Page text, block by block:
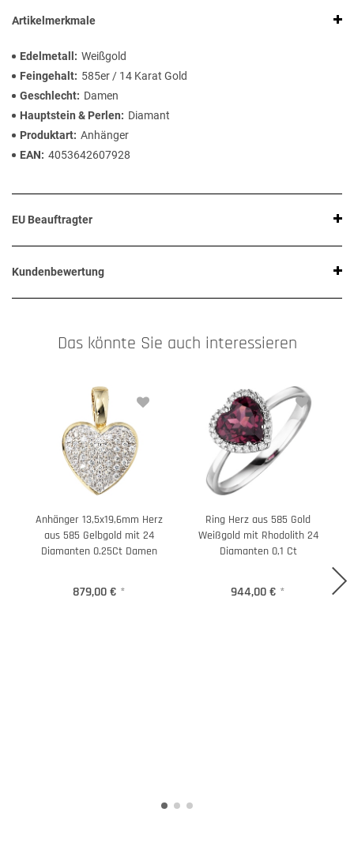
Artikelmerkmale
Edelmetall
Weißgold
Feingehalt
585er / 14 Karat Gold
Geschlecht
Damen
Hauptstein & Perlen
Diamant
Produktart Anhänger
EAN
4053642607928
EU Beauftragter
Kundenbewertung
Das könnte Sie auch interessieren
Anhänger 13,5x19,6mm Herz
aus 585 Gelbgold mit 24
Diamanten 0.25Ct Damen
879,00 € *
Ring Herz aus 585 Gold
Weißgold mit Rhodolith 24
Diamanten 0,1 Ct
944,00 € *